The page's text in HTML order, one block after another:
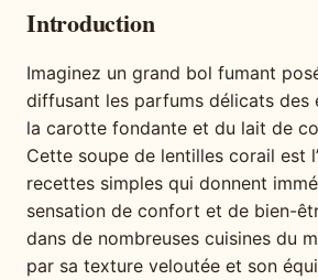
Introduction
Imaginez un grand bol fumant
diffusant les parfums délicats des
la carotte fondante et du lait de
Cette soupe de lentilles corail est
recettes simples qui donnent
sensation de confort et de bien-
dans de nombreuses cuisines du
par sa texture veloutée et son